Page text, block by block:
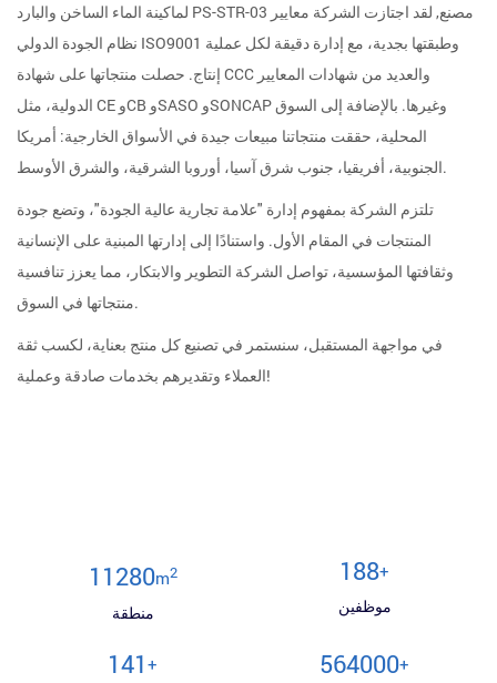
لماكينة الماء الساخن والبارد PS-STR-03 مصنع, لقد اجتازت الشركة معايير
نظام الجودة الدولي ISO9001 وطبقتها بجدية، مع إدارة دقيقة لكل عملية
إنتاج. حصلت منتجاتها على شهادة CCC والعديد من شهادات المعايير
الدولية، مثل CE وCB وSASO وSONCAP وغيرها. بالإضافة إلى السوق
المحلية، حققت منتجاتنا مبيعات جيدة في الأسواق الخارجية: أمريكا
الجنوبية، أفريقيا، جنوب شرق آسيا، أوروبا الشرقية، والشرق الأوسط.
تلتزم الشركة بمفهوم إدارة "علامة تجارية عالية الجودة"، وتضع جودة
المنتجات في المقام الأول. واستنادًا إلى إدارتها المبنية على الإنسانية
وثقافتها المؤسسية، تواصل الشركة التطوير والابتكار، مما يعزز تنافسية
منتجاتها في السوق.
في مواجهة المستقبل، سنستمر في تصنيع كل منتج بعناية، لكسب ثقة
العملاء وتقديرهم بخدمات صادقة وعملية!
12000m2
منطقة
200+
موظفين
150 + 600000+